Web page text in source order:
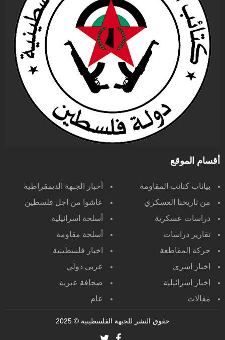
أقسام الموقع
بيانات كتائب المقاومة
أخبار الجبهة الديمقراطية
من تاريخنا العسكري
عاشوا من اجل فلسطين
دراسات عسكرية
أسلحة اسرائيلية
تقارير دراسات
أسلحة مقاومة
حركة المقاطعة
اخبار فلسطينية
اخبار اسرى
عربي دولي
اخبار اسرائيلية
صحافة عبرية
مقالات
عام
حقوق النشر للجبهة الفلسطينية© 2025